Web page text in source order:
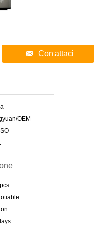
Contattaci
OEM